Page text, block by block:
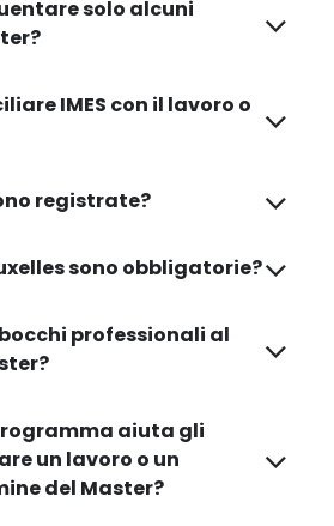
solo alcuni
IMES con il lavoro o
registrate?
sono obbligatorie?
professionali al
aiuta gli
un lavoro o un
del Master?